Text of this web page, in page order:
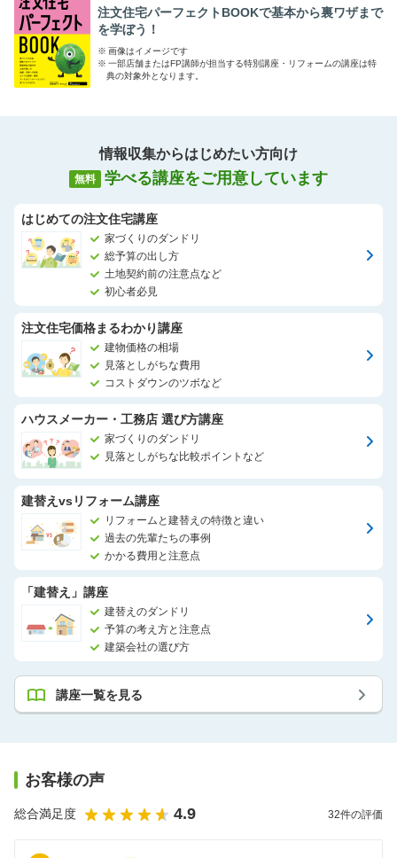
社のご紹介など、中立的な立場でお手伝いをしています。
一生に一度の大きなお買い物。後悔しない満足な家づくりができ
るように、サポートさせて頂きます。
注文住宅パーフェクトBOOKで基本から裏ワザまで
を学ぼう！
※ 画像はイメージです
※ 一部店舗またはFP講師が担当する特別講座・リフォームの講座は特
典の対象外となります。
情報収集からはじめたい方向け
無料 学べる講座をご用意しています
はじめての注文住宅講座
家づくりのダンドリ
総予算の出し方
土地契約前の注意点など
初心者必見
注文住宅価格まるわかり講座
建物価格の相場
見落としがちな費用
コストダウンのツボなど
ハウスメーカー・工務店 選び方講座
家づくりのダンドリ
見落としがちな比較ポイントなど
建替えvsリフォーム講座
リフォームと建替えの特徴と違い
過去の先輩たちの事例
かかる費用と注意点
「建替え」講座
建替えのダンドリ
予算の考え方と注意点
建築会社の選び方
講座一覧を見る
お客様の声
総合満足度 4.9 32件の評価